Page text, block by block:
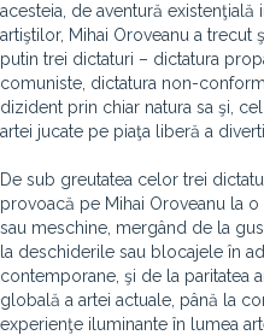
acesteia, de aventură existenţială
artiştilor, Mihai Oroveanu a trecut
putin trei dictaturi – dictatura
comuniste, dictatura non-
dizident prin chiar natura sa şi,
artei jucate pe piaţa liberă a
De sub greutatea celor trei
provoacă pe Mihai Oroveanu la
sau meschine, mergând de la
la deschiderile sau blocajele în
contemporane, şi de la paritatea
globală a artei actuale, până la
experienţe iluminante în lumea